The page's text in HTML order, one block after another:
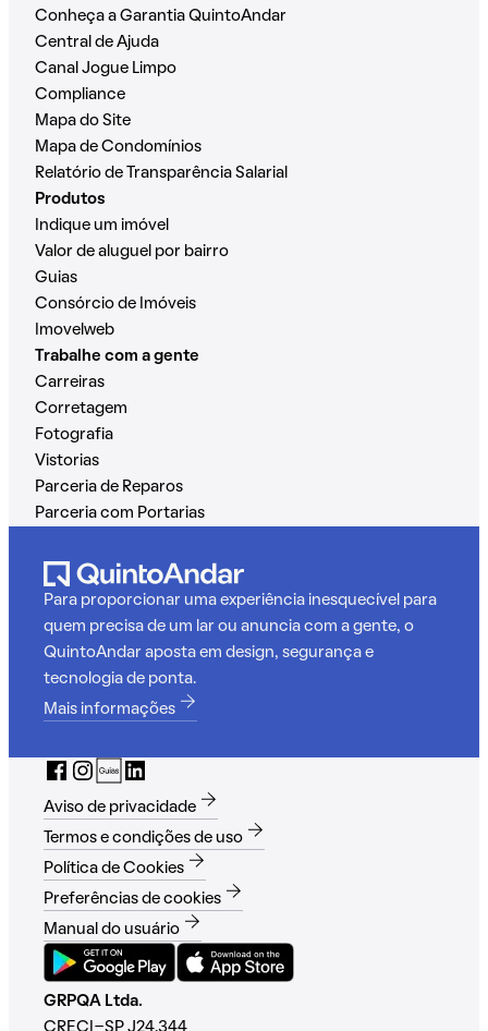
Conheça a Garantia QuintoAndar
Central de Ajuda
Canal Jogue Limpo
Compliance
Mapa do Site
Mapa de Condomínios
Relatório de Transparência Salarial
Produtos
Indique um imóvel
Valor de aluguel por bairro
Guias
Consórcio de Imóveis
Imovelweb
Trabalhe com a gente
Carreiras
Corretagem
Fotografia
Vistorias
Parceria de Reparos
Parceria com Portarias
Para proporcionar uma experiência inesquecível para
quem precisa de um lar ou anuncia com a gente, o
QuintoAndar aposta em design, segurança e
tecnologia de ponta.
Mais informações
Aviso de privacidade
Termos e condições de uso
Política de Cookies
Preferências de cookies
Manual do usuário
GRPQA Ltda.